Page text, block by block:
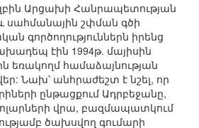
Արցախի Հանրապետության
սահմանային շփման գծի
գործողություններն իրենց
էին 1994թ. մայիսին
եռակողմ համաձայնության
Նախ՝ անհրաժեշտ է նշել, որ
ընթացքում Ադրբեջանը,
վրա, բազմապատկում
ծախսվող գումարի